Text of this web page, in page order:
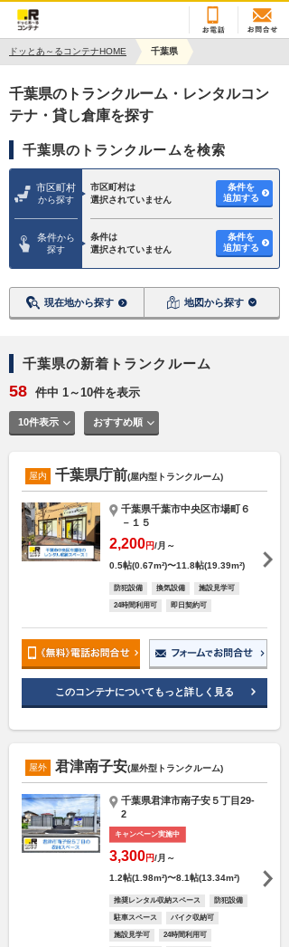
ドッとあ～るコンテナHOME 千葉県
千葉県のトランクルーム・レンタルコン
テナ・貸し倉庫を探す
千葉県のトランクルームを検索
市区町村
から探す
市区町村は
選択されていません
条件を
追加する
条件から
探す
条件は
選択されていません
条件を
追加する
現在地から探す 地図から探す
千葉県の新着トランクルーム
58 件中 1～10件を表示
10件表示 おすすめ順
屋内 千葉県庁前(屋内型トランクルーム)
千葉県千葉市中央区市場町６
－１５
2,200円/月～
0.5帖(0.67m²)〜11.8帖(19.39m²)
防犯設備 換気設備 施設見学可
24時間利用可 即日契約可
このコンテナについてもっと詳しく見る
屋外 君津南子安(屋外型トランクルーム)
千葉県君津市南子安５丁目29-
2
キャンペーン実施中
3,300円/月～
1.2帖(1.98m²)〜8.1帖(13.34m²)
推奨レンタル収納スペース 防犯設備
駐車スペース バイク収納可
施設見学可 24時間利用可